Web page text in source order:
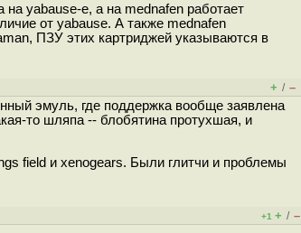
на yabause-е, а на mednafen работает
от yabause. А также mednafen
ПЗУ этих картриджей указываются в
+ / –
эмуль, где поддержка вообще заявлена
то шляпа -- блобятина протухшая, и
field и xenogears. Были глитчи и проблемы
+1 + / –